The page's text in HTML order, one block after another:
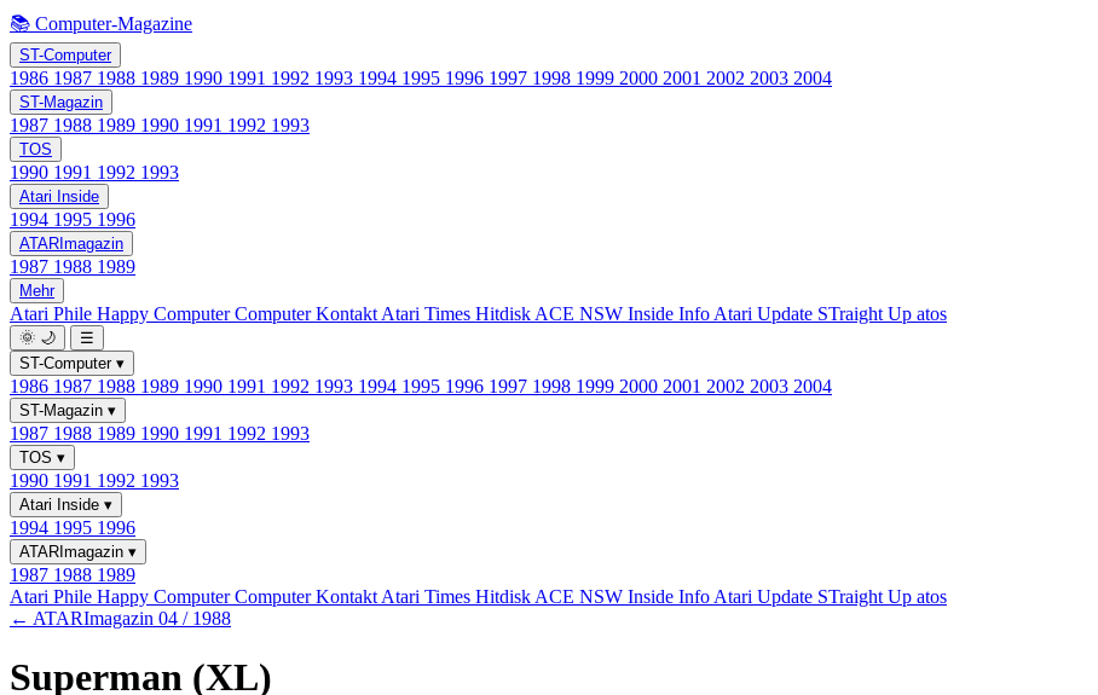
📚 Computer-Magazine
ST-Computer
1986 1987 1988 1989 1990 1991 1992 1993 1994 1995 1996 1997 1998 1999 2000 2001 2002 2003 2004
ST-Magazin
1987 1988 1989 1990 1991 1992 1993
TOS
1990 1991 1992 1993
Atari Inside
1994 1995 1996
ATARImagazin
1987 1988 1989
Mehr
Atari Phile Happy ComputerComputer Kontakt Atari Times Hitdisk ACE NSW Inside Info Atari Update STraight Up atos
🌞 🌙
☰
ST-Computer ▾
1986 1987 1988 1989 1990 1991 1992 1993 1994 1995 1996 1997 1998 1999 2000 2001 2002 2003 2004
ST-Magazin ▾
1987 1988 1989 1990 1991 1992 1993
TOS ▾
1990 1991 1992 1993
Atari Inside ▾
1994 1995 1996
ATARImagazin ▾
1987 1988 1989
Atari Phile Happy ComputerComputer Kontakt Atari Times Hitdisk ACE NSW Inside Info Atari Update STraight Up atos
← ATARImagazin 04 / 1988
Superman (XL)